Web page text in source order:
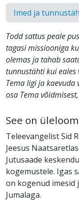
Imed ja
Todd sattus peale
tagasi missiooniga
olemas ja tahab
tunnustähti kui eales
Tema ligi ja kaevuda
osa Tema
See on
Teleevangelist Sid
Jeesus
Jutusaade
kogemustele. Igas
on kogenud imesid
Jumalaga.